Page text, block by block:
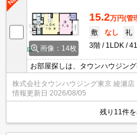
画像：14枚
15.2万円(管
敷
なし 礼
3階
1LDK
お部屋探しは、タウンハウジン
様に合ったお部屋をお探し致し
談くださいませ。
株式会社タウンハウジング東京 綾瀬店
情報更新日 2026/08/05
残り11件